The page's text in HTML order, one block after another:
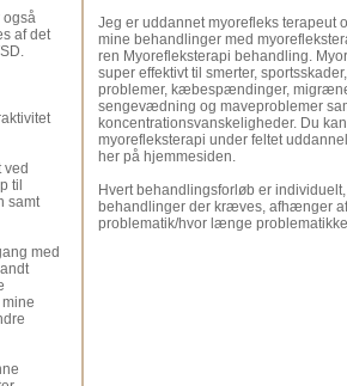
også
af det
ved
til
samt
med
Jeg er uddannet myorefleks terapeut
mine behandlinger med
ren Myorefleksterapi behandling.
super effektivt til smerter,
problemer, kæbespændinger,
sengevædning og maveproblemer
koncentrationsvanskeligheder. Du
myorefleksterapi under feltet
her på hjemmesiden.
Hvert behandlingsforløb er
behandlinger der kræves, afhænger
problematik/hvor længe